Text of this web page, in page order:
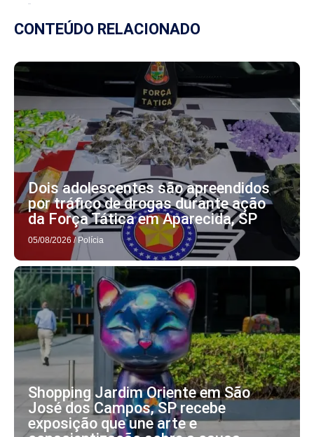
CONTEÚDO RELACIONADO
Dois adolescentes são apreendidos
por tráfico de drogas durante ação
da Força Tática em Aparecida, SP
05/08/2026 / Polícia
Shopping Jardim Oriente em São
José dos Campos, SP recebe
exposição que une arte e